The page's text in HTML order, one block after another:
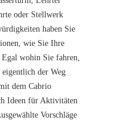
oder Stellwerk
haben Sie
wie Sie Ihre
wohin Sie fahren,
der Weg
dem Cabrio
Ideen für Aktivitäten
Vorschläge